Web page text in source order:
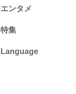
推し活
カルチャー・暮らし
エンタメ
特集
Language